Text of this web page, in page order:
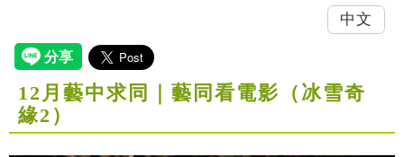
中文
12月藝中求同｜藝同看電影（冰雪奇
緣2）